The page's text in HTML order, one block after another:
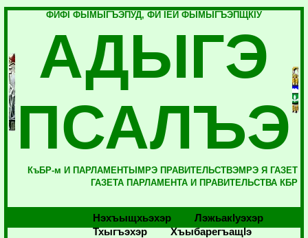
ФИФI ФЫМЫГЪЭПУД, ФИ IЕЙ ФЫМЫГЪЭПЩКIУ
АДЫГЭ
ПСАЛЪЭ
КъБР-м И ПАРЛАМЕНТЫМРЭ ПРАВИТЕЛЬСТВЭМРЭ Я ГАЗЕТ
ГАЗЕТА ПАРЛАМЕНТА И ПРАВИТЕЛЬСТВА КБР
Нэхъыщхьэхэр
Лэжьакlуэхэр
Тхыгъэхэр
Хъыбарегъащlэ